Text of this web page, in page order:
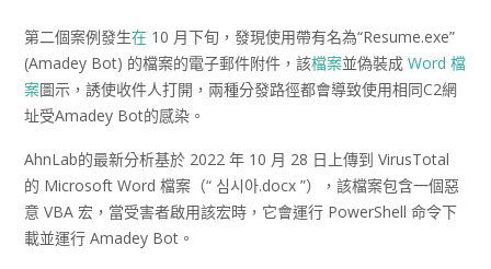
第二個案例發生在 10 月下旬，發現使用帶有名為“Resume.exe”
(Amadey Bot) 的檔案的電子郵件附件，該檔案並偽裝成 Word 檔
案圖示，誘使收件人打開，兩種分發路徑都會導致使用相同C2網
址受Amadey Bot的感染。
AhnLab的最新分析基於 2022 年 10 月 28 日上傳到 VirusTotal
的 Microsoft Word 檔案（“ 심시아.docx ”），該檔案包含一個惡
意 VBA 宏，當受害者啟用該宏時，它會運行 PowerShell 命令下
載並運行 Amadey Bot。